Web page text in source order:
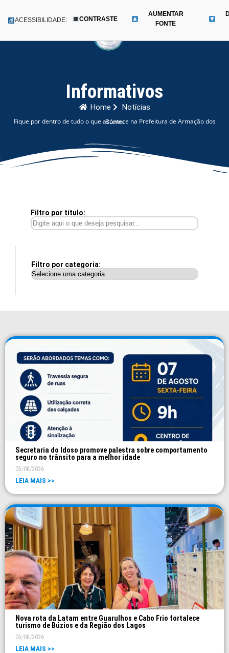
para
Menu
ACESSIBILIDADE: CONTRASTE
AUMENTAR
FONTE
Informativos
Home Notícias
Fique por dentro de tudo o que acontece na Prefeitura de Armação dos Búzios
Filtro por título:
Filtro por categoria:
Secretaria do Idoso promove palestra sobre comportamento
seguro no trânsito para a melhor idade
05/08/2026
LEIA MAIS >>
Nova rota da Latam entre Guarulhos e Cabo Frio fortalece
turismo de Búzios e da Região dos Lagos
05/08/2026
LEIA MAIS >>